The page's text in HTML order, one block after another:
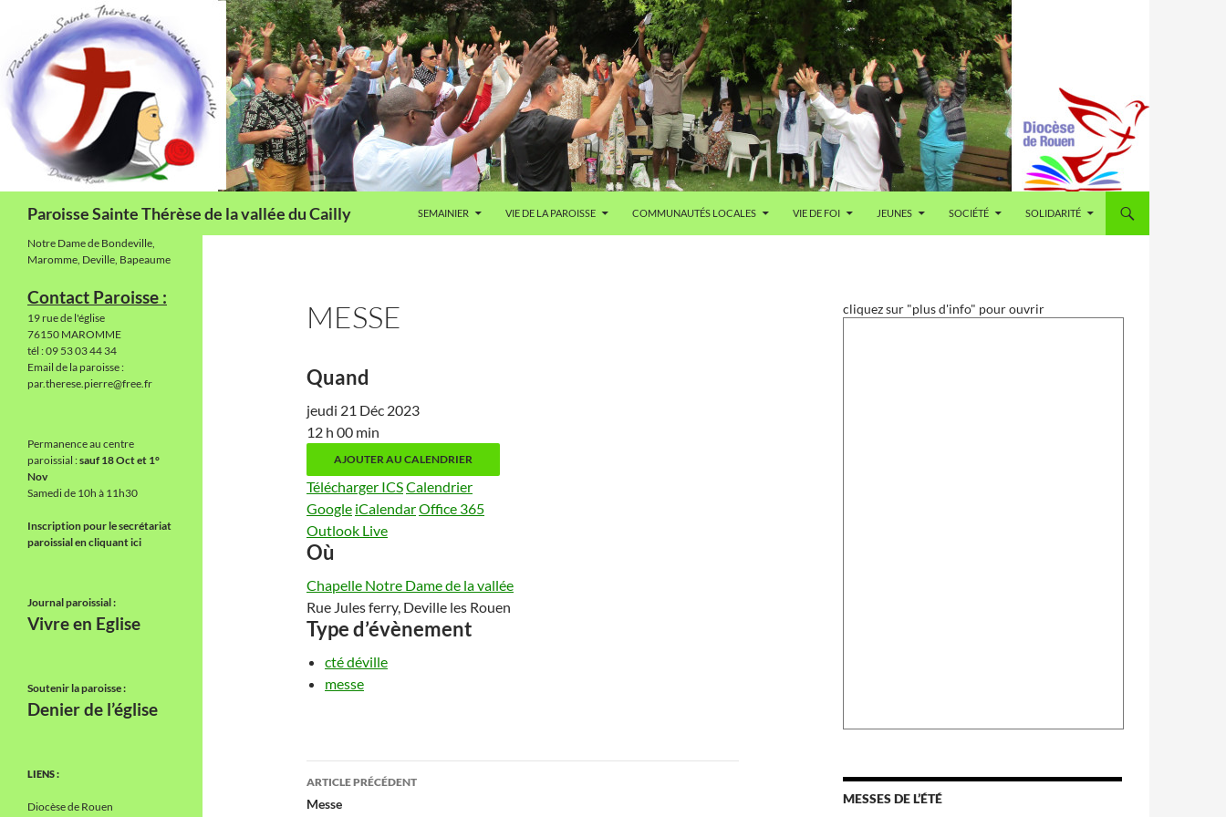
contenu
Paroisse Sainte Thérèse de la vallée du Cailly SEMAINIER VIE DE LA PAROISSE COMMUNAUTÉS LOCALES VIE DE FOI JEUNES SOCIÉTÉ SOLIDARITÉ
MESSE
Quand
jeudi 21 Déc 2023
12 h 00 min
AJOUTER AU CALENDRIER
Télécharger ICSCalendrier
Google iCalendarOffice 365
Outlook Live
Où
Chapelle Notre Dame de la vallée
Rue Jules ferry, Deville les Rouen
Type d’évènement
cté déville
messe
Navigation
des
ARTICLE PRÉCÉDENT
Messe
cliquez sur "plus d'info" pour ouvrir
MESSES DE L’ÉTÉ
Notre Dame de Bondeville,
Maromme, Deville, Bapeaume
Contact Paroisse :
19 rue de l'église
76150 MAROMME
tél : 09 53 03 44 34
Email de la paroisse :
par.therese.pierre@free.fr
Permanence au centre
paroissial :sauf 18 Oct et 1°
Nov
Samedi de 10h à 11h30
Inscription pour le secrétariat
paroissial en cliquant ici
Journal paroissial :
Vivre en Eglise
Soutenir la paroisse :
Denier de l’église
LIENS :
Diocèse de Rouen